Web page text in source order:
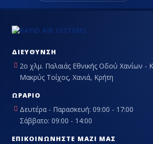
ΔΙΕΎΘΥΝΣΗ
2ο χλμ. Παλαιάς Εθνικής Οδού Χανίων -
Μακρύς Τοίχος, Χανιά, Κρήτη
ΩΡΆΡΙΟ
Δευτέρα - Παρασκευή: 09:00 - 17:00
Σάββατο: 09:00 - 14:00
ΕΠΙΚΟΙΝΩΝΉΣΤΕ ΜΑΖΊ ΜΑΣ